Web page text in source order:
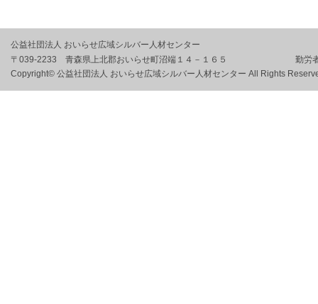
公益社団法人 おいらせ広域シルバー人材センター
〒039-2233 青森県上北郡おいらせ町沼端１４－１６５ 勤労者
Copyright© 公益社団法人 おいらせ広域シルバー人材センター All Rights